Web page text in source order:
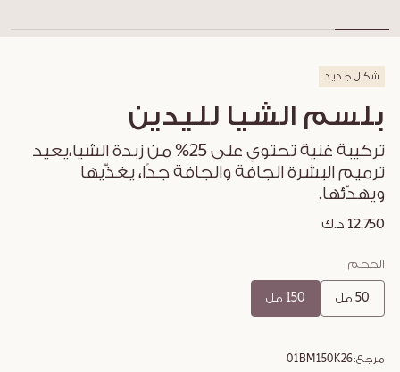
شكل جديد
بلسم الشيا لليدين
تركيبة غنية تحتوي على 25% من زبدة الشيا،يعيد
ترميم البشرة الجافة والجافة جدًا، يغذّيها
ويهدّئها.
12.750 د.ك
الحجم
50 مل 150 مل
مرجع:01BM150K26